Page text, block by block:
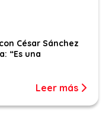
César Sánchez
“Es una
Leer más